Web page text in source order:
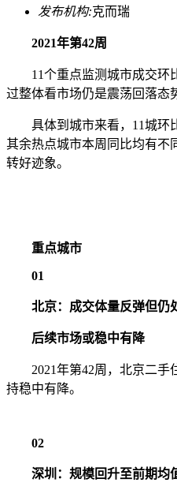
发布机构:克而瑞
2021年第42周
11个重点监测城市成交环比
过整体看市场仍是震荡回落态
具体到城市来看，11城环比
其余热点城市本周同比均有不
转好迹象。
重点城市
01
北京：成交体量反弹但仍
后续市场或稳中有降
2021年第42周，北京二手住
持稳中有降。
02
深圳：规模回升至前期均